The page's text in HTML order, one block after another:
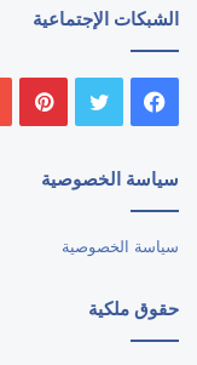
الشبكات الإجتماعية
فيسبوك تويتر
سياسة الخصوصية
سياسة الخصوصية
حقوق ملكية